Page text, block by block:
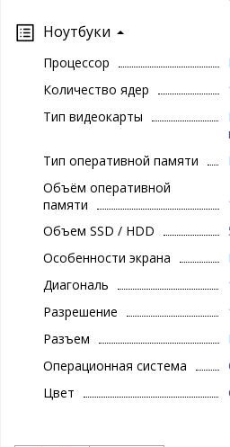
Ноутбуки
Процессор
Количество ядер
Тип видеокарты
Тип оперативной памяти
Объём оперативной
памяти
Объем SSD / HDD
Особенности экрана
Диагональ
Разрешение
Разъем
Операционная система
Цвет